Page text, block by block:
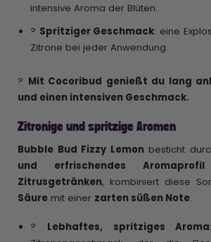
intensive Aroma der Blüten.
? Spritziger Geschmack: eine
Zitrone bei jeder Anwendung.
? Mit Cocoribud genießt du lang
und einen intensiven Geschmack.
Zitronige und spritzige Aromen
Bubble Bud Fizzy Lemonbesticht
und erfrischendes Aromaprofil.
Zitrusgetränken, kombiniert diese
Säure mit einer zarten süßen Note.
? Lebhaftes, spritziges Aroma